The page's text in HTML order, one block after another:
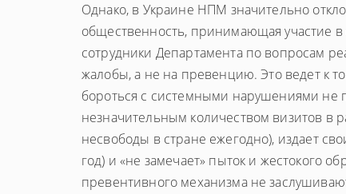
Однако, в Украине НПМ значительно
общественность, принимающая участие
сотрудники Департамента по вопросам
жалобы, а не на превенцию. Это ведет к
бороться с системными нарушениями не
незначительным количеством визитов в
несвободы в стране ежегодно), издает
год) и «не замечает» пыток и жестокого
превентивного механизма не